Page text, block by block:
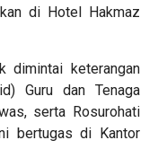
di Hotel Hakmaz
dimintai keterangan
Guru dan Tenaga
serta Rosurohati
bertugas di Kantor